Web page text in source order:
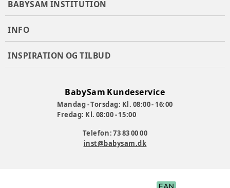
BABYSAM INSTITUTION
INFO
INSPIRATION OG TILBUD
BabySam Kundeservice
Mandag - Torsdag: Kl. 08:00 - 16:00
Fredag: Kl. 08:00 - 15:00
Telefon: 73 83 00 00
inst@babysam.dk